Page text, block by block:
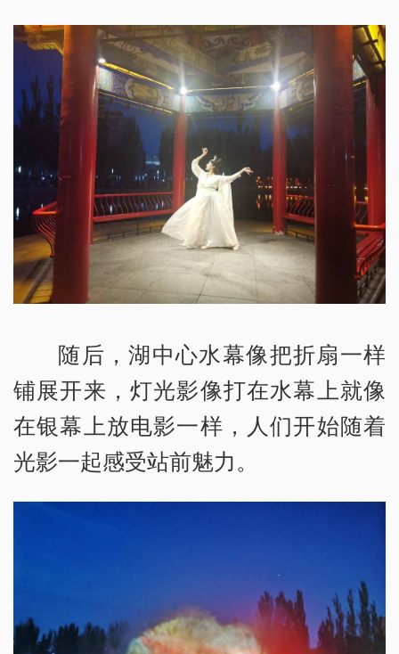
随后，湖中心水幕像把折扇一样
铺展开来，灯光影像打在水幕上就像
在银幕上放电影一样，人们开始随着
光影一起感受站前魅力。